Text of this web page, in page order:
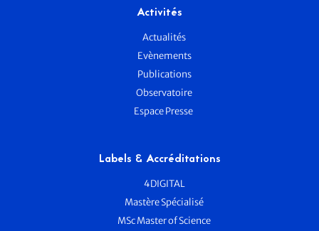
Activités
Actualités
Evènements
Publications
Observatoire
Espace Presse
Labels & Accréditations
4DIGITAL
Mastère Spécialisé
MSc Master of Science